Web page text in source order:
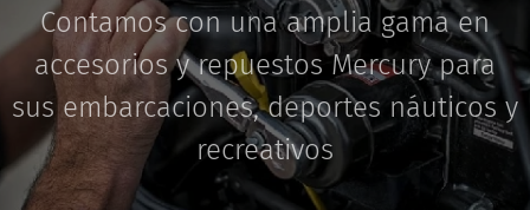
Contamos con una amplia gama en
accesorios y repuestos Mercury para
sus embarcaciones, deportes náuticos y
recreativos